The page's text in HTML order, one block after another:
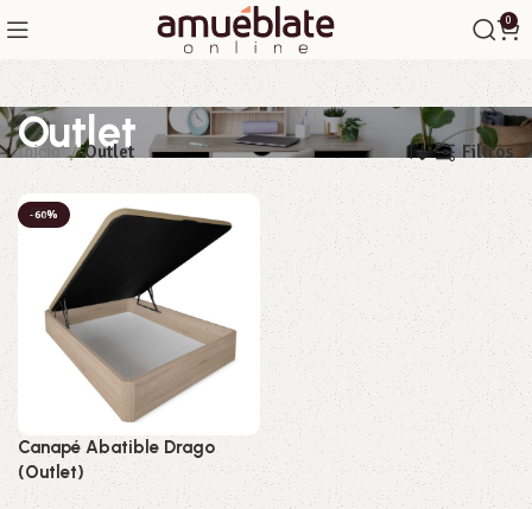
0
Outlet
Inicio Outlet Filtros
-60%
Canapé Abatible Drago
(Outlet)